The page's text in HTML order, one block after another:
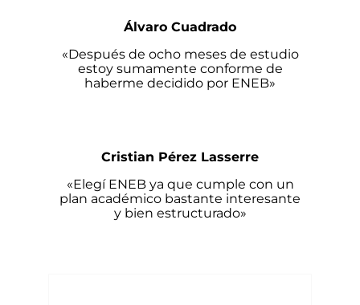
Álvaro Cuadrado
«Después de ocho meses de estudio
estoy sumamente conforme de
haberme decidido por ENEB»
Cristian Pérez Lasserre
«Elegí ENEB ya que cumple con un
plan académico bastante interesante
y bien estructurado»